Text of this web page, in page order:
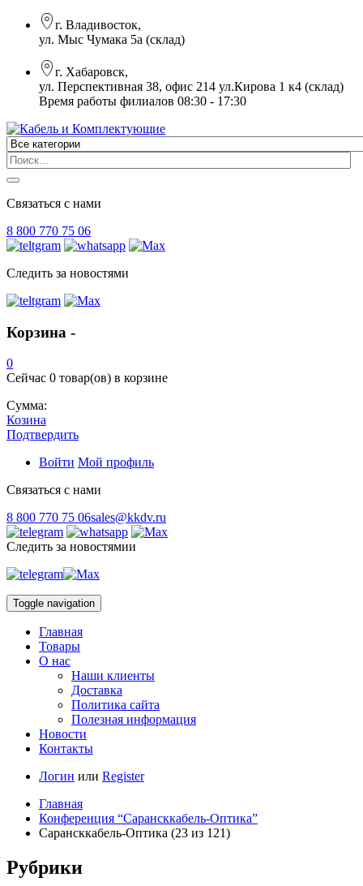
г. Владивосток,
ул. Мыс Чумака 5а (склад)
г. Хабаровск,
ул. Перспективная 38, офис 214 ул.Кирова 1 к4 (склад)
Время работы филиалов 08:30 - 17:30
Связаться с нами
8 800 770 75 06
Следить за новостями
Корзина -
0
Сейчас 0 товар(ов) в корзине
Сумма:
Козина
Подтвердить
Войти Мой профиль
Связаться с нами
8 800 770 75 06sales@kkdv.ru
Следить за новостямии
Toggle navigation
Главная
Товары
О нас
Наши клиенты
Доставка
Политика сайта
Полезная информация
Новости
Контакты
Логин или Register
Главная
Конференция “Сарансккабель-Оптика”
Сарансккабель-Оптика (23 из 121)
Рубрики